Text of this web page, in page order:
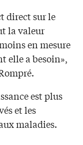
direct sur le
la valeur
en mesure
elle a besoin»,
est plus
et les
maladies.